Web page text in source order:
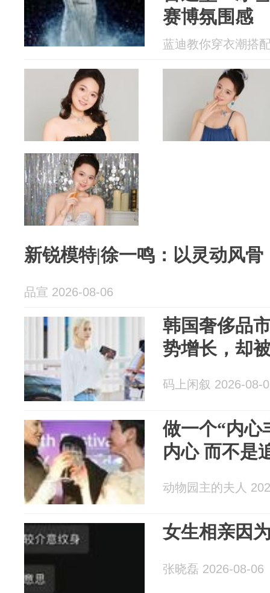
赛博氛围感
蓝迪教你穿衣潮搭
新锐模特|徐一鸣：以灵动风
品宣 2026-08-06
韩国奢侈品
势增长，却
码上闲叙 2026-08-
做一个“内心
内心 而不是
动物园主的夫人
女生相亲因
张晓磊 2026-08-06